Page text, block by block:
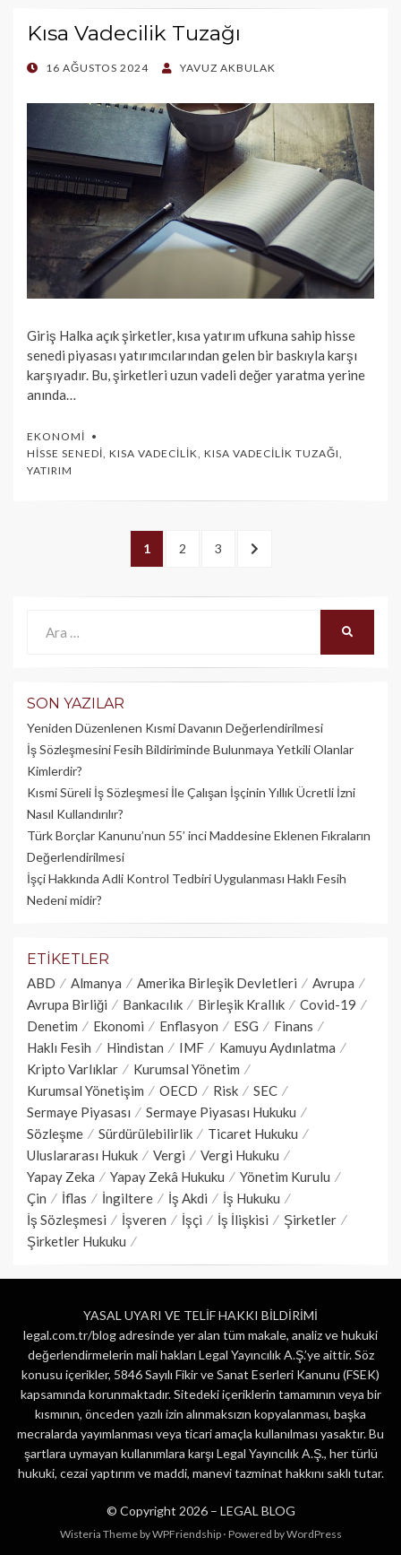
Kısa Vadecilik Tuzağı
POSTED
16 AĞUSTOS 2024 YAVUZ AKBULAK
Giriş Halka açık şirketler, kısa yatırım ufkuna sahip hisse
senedi piyasası yatırımcılarından gelen bir baskıyla karşı
karşıyadır. Bu, şirketleri uzun vadeli değer yaratma yerine
anında…
EKONOMI
HISSE SENEDI KISA VADECILIK KISA VADECILIK TUZAĞI
YATIRIM
PAGE
1 PAGE
2 PAGE
3
SONRAKI
SON YAZILAR
Yeniden Düzenlenen Kısmi Davanın Değerlendirilmesi
İş Sözleşmesini Fesih Bildiriminde Bulunmaya Yetkili Olanlar
Kimlerdir?
Kısmi Süreli İş Sözleşmesi İle Çalışan İşçinin Yıllık Üc­retli İzni
Nasıl Kullandırılır?
Türk Borçlar Kanunu’nun 55’ inci Maddesine Eklenen Fıkraların
Değerlendirilmesi
İşçi Hakkında Adli Kontrol Tedbiri Uygulanması Haklı Fesih
Nedeni midir?
ETIKETLER
ABD Almanya Amerika Birleşik Devletleri
Avrupa
Avrupa Birliği
Bankacılık Birleşik Krallık
Covid-19
Denetim
Ekonomi Enflasyon ESG
Finans
Haklı Fesih
Hindistan IMF
Kamuyu Aydınlatma
Kripto Varlıklar
Kurumsal Yönetim
Kurumsal Yönetişim
OECD Risk
SEC
Sermaye Piyasası
Sermaye Piyasası Hukuku
Sözleşme
Sürdürülebilirlik
Ticaret Hukuku
Uluslararası Hukuk
Vergi
Vergi Hukuku
Yapay Zeka
Yapay Zekâ Hukuku
Yönetim Kurulu
Çin
İflas İngiltere İş Akdi
İş Hukuku
İş Sözleşmesi
İşveren İşçi İş İlişkisi
Şirketler
Şirketler Hukuku
YASAL UYARI VE TELİF HAKKI BİLDİRİMİ
legal.com.tr/blog adresinde yer alan tüm makale, analiz ve hukuki
değerlendirmelerin mali hakları Legal Yayıncılık A.Ş.’ye aittir. Söz
konusu içerikler, 5846 Sayılı Fikir ve Sanat Eserleri Kanunu (FSEK)
kapsamında korunmaktadır. Sitedeki içeriklerin tamamının veya bir
kısmının, önceden yazılı izin alınmaksızın kopyalanması, başka
mecralarda yayımlanması veya ticari amaçla kullanılması yasaktır. Bu
şartlara uymayan kullanımlara karşı Legal Yayıncılık A.Ş., her türlü
hukuki, cezai yaptırım ve maddi, manevi tazminat hakkını saklı tutar.
© Copyright 2026 – LEGAL BLOG
Wisteria Theme byWPFriendship ⋅ Powered byWordPress